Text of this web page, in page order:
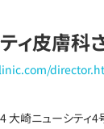
ィ皮膚科
大崎ニューシティ4